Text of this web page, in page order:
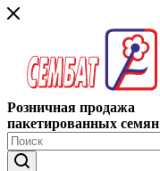
Розничная продажа
пакетированных семян